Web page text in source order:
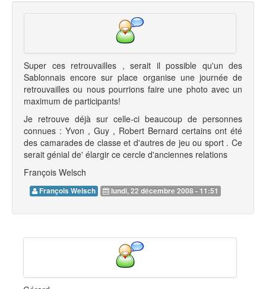
Super ces retrouvailles , serait il possible qu'un des
Sablonnais encore sur place organise une journée de
retrouvailles ou nous pourrions faire une photo avec un
maximum de participants!
Je retrouve déjà sur celle-ci beaucoup de personnes
connues : Yvon , Guy , Robert Bernard certains ont été
des camarades de classe et d'autres de jeu ou sport . Ce
serait génial de' élargir ce cercle d'anciennes relations
François Welsch
François Welsch lundi, 22 décembre 2008 - 11:51